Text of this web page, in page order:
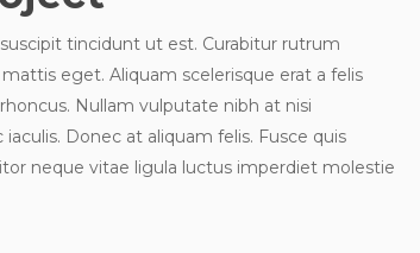
tincidunt ut est. Curabitur rutrum
eget. Aliquam scelerisque erat a felis
Nullam vulputate nibh at nisi
Donec at aliquam felis. Fusce quis
neque vitae ligula luctus imperdiet molestie